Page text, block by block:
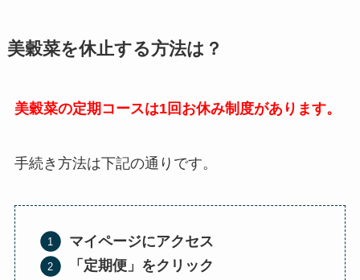
美穀菜を休止する方法は？
美穀菜の定期コースは1回お休み制度があります。
手続き方法は下記の通りです。
マイページにアクセス
「定期便」をクリック